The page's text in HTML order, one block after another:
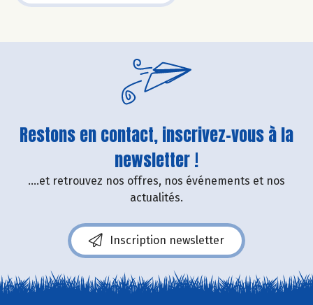
Restons en contact, inscrivez-vous à la
newsletter !
....et retrouvez nos offres, nos événements et nos
actualités.
Inscription newsletter